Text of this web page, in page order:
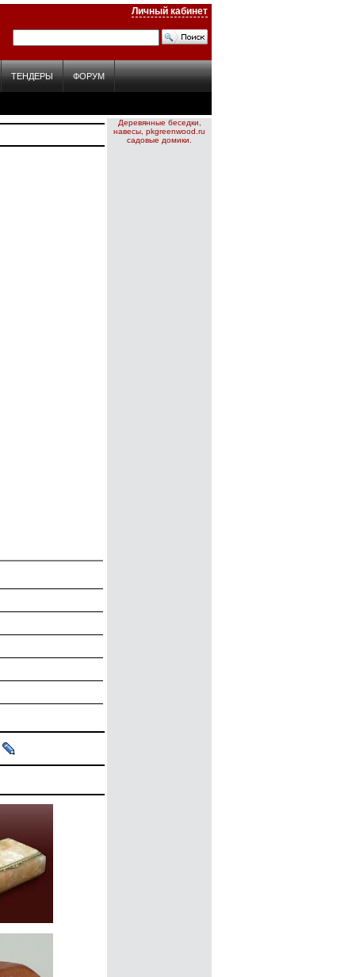
Личный кабинет
ТЕНДЕРЫ ФОРУМ
Деревянные беседки,
навесы, pkgreenwood.ru
садовые домики.